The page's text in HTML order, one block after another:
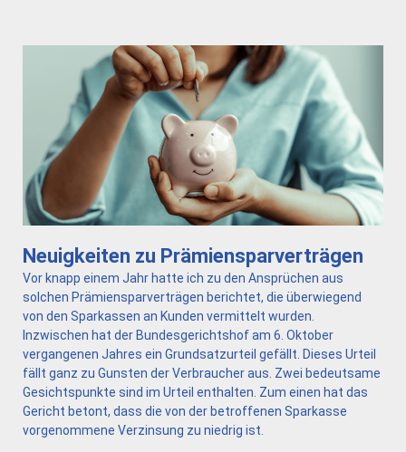
Neuigkeiten zu Prämiensparverträgen
Vor knapp einem Jahr hatte ich zu den Ansprüchen aus
solchen Prämiensparverträgen berichtet, die überwiegend
von den Sparkassen an Kunden vermittelt wurden.
Inzwischen hat der Bundesgerichtshof am 6. Oktober
vergangenen Jahres ein Grundsatzurteil gefällt. Dieses Urteil
fällt ganz zu Gunsten der Verbraucher aus. Zwei bedeutsame
Gesichtspunkte sind im Urteil enthalten. Zum einen hat das
Gericht betont, dass die von der betroffenen Sparkasse
vorgenommene Verzinsung zu niedrig ist.